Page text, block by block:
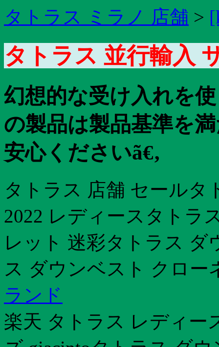
タトラス ミラノ 店舗 >
タトラス 並行輸入
幻想的な受け入れを
の製品は製品基準を
安心くださいã€‚
タトラス 店舗 セールタ
2022 レディースタトラ
レット 迷彩タトラス ダ
ス ダウンベスト クロー
ランド
楽天 タトラス レディー